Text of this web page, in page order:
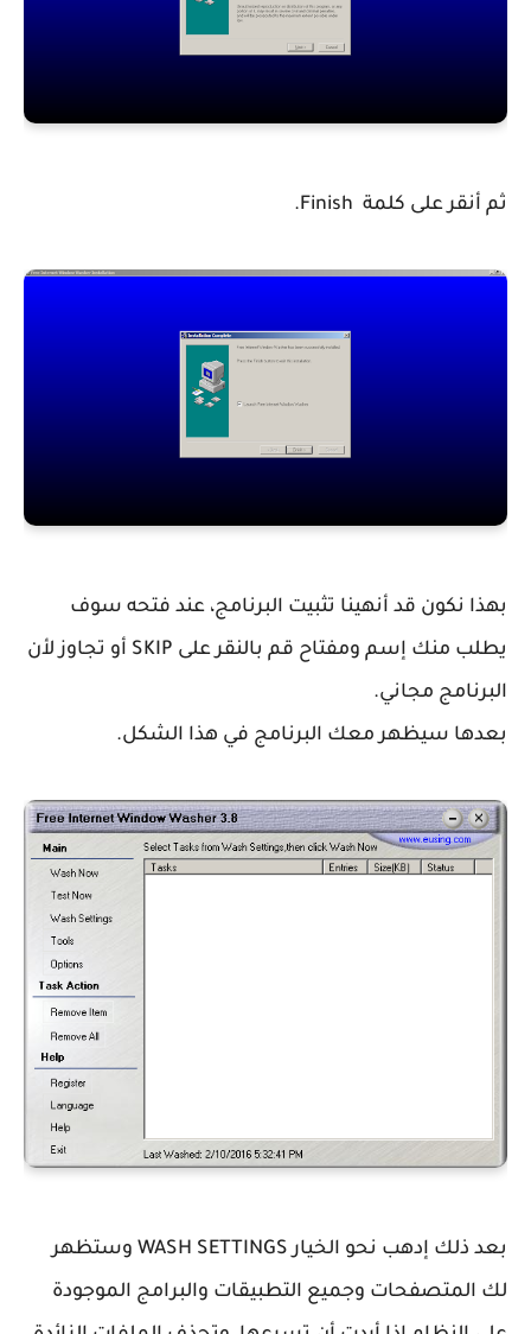
ثم أنقر على كلمة Finish.
بهذا نكون قد أنهينا تثبيت البرنامج، عند فتحه سوف
يطلب منك إسم ومفتاح قم بالنقر على SKIP أو تجاوز لأن
البرنامج مجاني.
بعدها سيظهر معك البرنامج في هذا الشكل.
بعد ذلك إدهب نحو الخيار WASH SETTINGS وستظهر
لك المتصفحات وجميع التطبيقات والبرامج الموجودة